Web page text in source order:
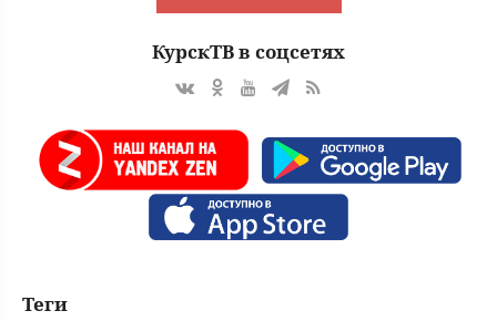
КурскТВ в соцсетях
Теги